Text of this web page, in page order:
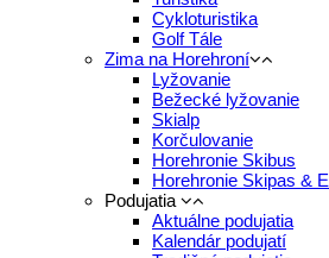
Cykloturistika
Golf Tále
Zima na Horehroní
Lyžovanie
Bežecké lyžovanie
Skialp
Korčulovanie
Horehronie Skibus
Horehronie Skipas &
Podujatia
Aktuálne podujatia
Kalendár podujatí